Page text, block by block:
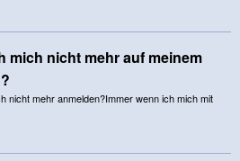
mich nicht mehr auf meinem
nicht mehr anmelden?Immer wenn ich mich mit